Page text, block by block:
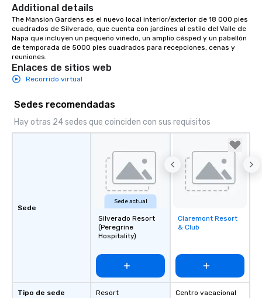
Additional details
The Mansion Gardens es el nuevo local interior/exterior de 18 000 pies
cuadrados de Silverado, que cuenta con jardines al estilo del Valle de
Napa que incluyen un pequeño viñedo, un amplio césped y un pabellón
de temporada de 5000 pies cuadrados para recepciones, cenas y
reuniones.
Enlaces de sitios web
Recorrido virtual
Sedes recomendadas
Hay otras 24 sedes que coinciden con sus requisitos
Sede
Tipo de sede
Sede actual
Silverado Resort
(Peregrine
Hospitality)
Resort
Removed from
favorites
Claremont Resort
& Club
Centro vacacional